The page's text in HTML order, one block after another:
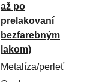
až po
prelakovaní
bezfarebným
lakom)
Metalíza/perleť